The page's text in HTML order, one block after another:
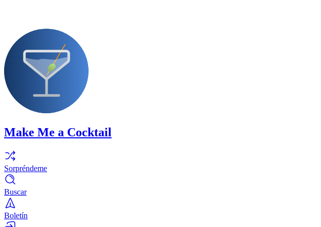
Make Me a Cocktail
Sorpréndeme
Buscar
Boletín